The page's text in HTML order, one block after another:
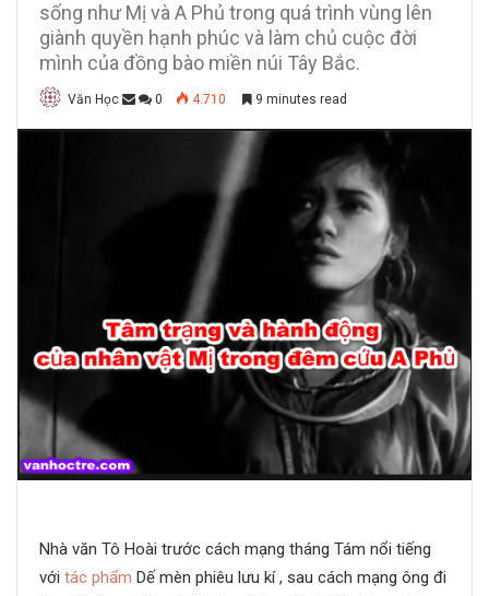
sống như Mị và A Phủ trong quá trình vùng lên
giành quyền hạnh phúc và làm chủ cuộc đời
mình của đồng bào miền núi Tây Bắc.
Văn Học 0 4.710 9 minutes read
Nhà văn Tô Hoài trước cách mạng tháng Tám nổi tiếng
với tác phẩm Dế mèn phiêu lưu kí , sau cách mạng ông đi